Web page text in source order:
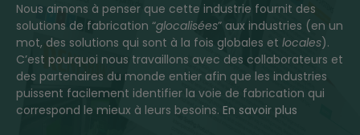
Nous aimons à penser que cette industrie fournit des
solutions de fabrication “glocalisées” aux industries (en un
mot, des solutions qui sont à la fois globales et locales).
C’est pourquoi nous travaillons avec des collaborateurs et
des partenaires du monde entier afin que les industries
puissent facilement identifier la voie de fabrication qui
correspond le mieux à leurs besoins. En savoir plus